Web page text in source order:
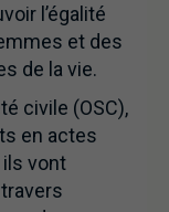
l’égalité
et des
de la vie.
civile (OSC),
en actes
vont